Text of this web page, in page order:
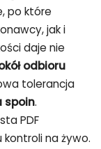
po które
jak i
daje nie
odbioru
tolerancja
spoin.
PDF
na żywo.